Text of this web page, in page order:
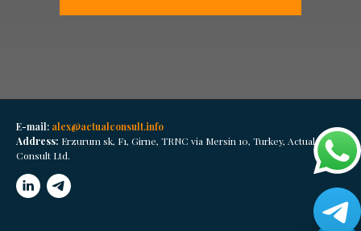
E-mail: alex@actualconsult.info
Address: Erzurum sk, F1, Girne, TRNC via Mersin 10, Turkey, Actual
Consult Ltd.